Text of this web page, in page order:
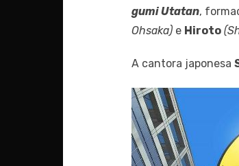
gumi Utatan,
Ohsaka) e Hiroto
A cantora japonesa